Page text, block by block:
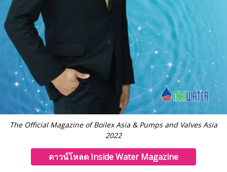
The Official Magazine of Boilex Asia & Pumps and Valves Asia
2022
ดาวน์โหลด Inside Water Magazine